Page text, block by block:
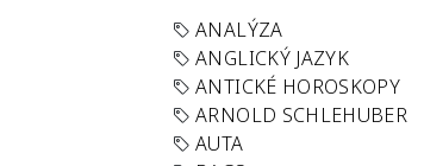
ANALÝZA
ANGLICKÝ JAZYK
ANTICKÉ HOROSKOPY
ARNOLD SCHLEHUBER
AUTA